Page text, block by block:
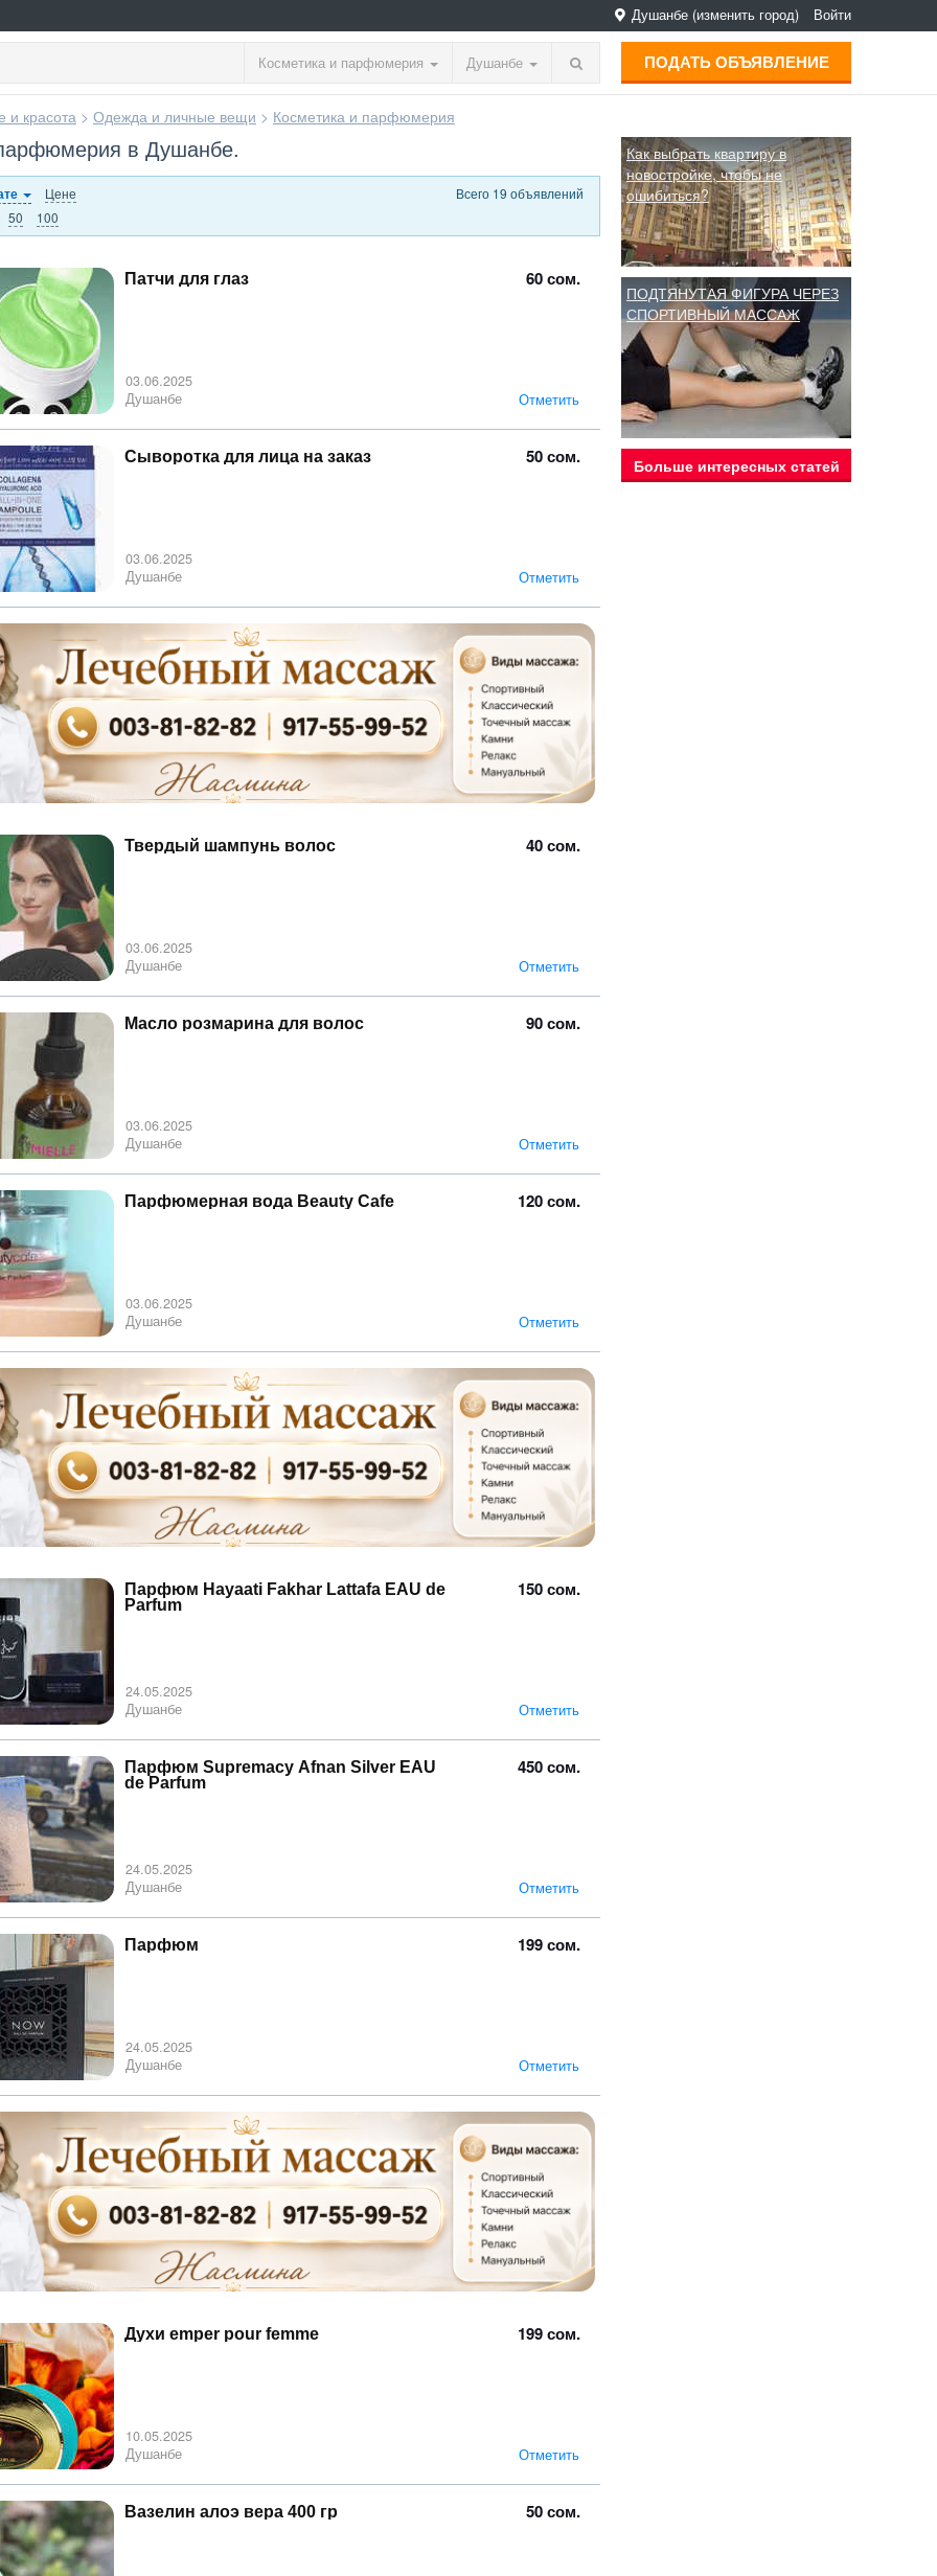
Душанбе (изменить город) Войти
Косметика и парфюмерия Душанбе ПОДАТЬ ОБЪЯВЛЕНИЕ
и красота > Одежда и личные вещи > Косметика и парфюмерия
в Душанбе.
Цене
50
100
Всего 19 объявлений
60 сом.
Патчи для глаз
03.06.2025
Душанбе
Отметить
50 сом.
Сыворотка для лица на заказ
03.06.2025
Душанбе
Отметить
40 сом.
Твердый шампунь волос
03.06.2025
Душанбе
Отметить
90 сом.
Масло розмарина для волос
03.06.2025
Душанбе
Отметить
120 сом.
Парфюмерная вода Beauty Cafe
03.06.2025
Душанбе
Отметить
150 сом.
Парфюм Hayaati Fakhar Lattafa EAU de
Parfum
24.05.2025
Душанбе
Отметить
450 сом.
Парфюм Supremacy Afnan Silver EAU
de Parfum
24.05.2025
Душанбе
Отметить
199 сом.
Парфюм
24.05.2025
Душанбе
Отметить
199 сом.
Духи emper pour femme
10.05.2025
Душанбе
Отметить
50 сом.
Вазелин алоэ вера 400 гр
Как выбрать квартиру в
новостройке, чтобы не
ошибиться?
ПОДТЯНУТАЯ ФИГУРА ЧЕРЕЗ
СПОРТИВНЫЙ МАССАЖ
Больше интересных статей